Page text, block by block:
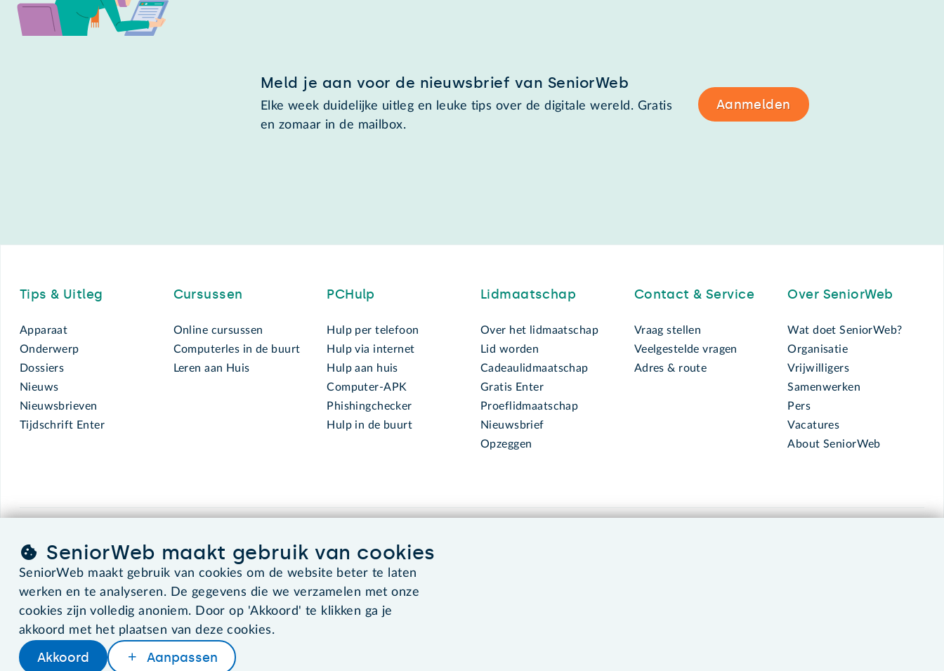
Meld je aan voor de nieuwsbrief van SeniorWeb
Elke week duidelijke uitleg en leuke tips over de digitale wereld. Gratis
en zomaar in de mailbox.
Aanmelden
Tips & Uitleg
Apparaat
Onderwerp
Dossiers
Nieuws
Nieuwsbrieven
Tijdschrift Enter
Cursussen
Online cursussen
Computerles in de buurt
Leren aan Huis
PCHulp
Hulp per telefoon
Hulp via internet
Hulp aan huis
Computer-APK
Phishingchecker
Hulp in de buurt
Lidmaatschap
Over het lidmaatschap
Lid worden
Cadeaulidmaatschap
Gratis Enter
Proeflidmaatschap
Nieuwsbrief
Opzeggen
Contact & Service
Vraag stellen
Veelgestelde vragen
Adres & route
Over SeniorWeb
Wat doet SeniorWeb?
Organisatie
Vrijwilligers
Samenwerken
Pers
Vacatures
About SeniorWeb
SeniorWeb. De computerhulp voor u.
©2026 SeniorWeb
SeniorWeb maakt gebruik van cookies
SeniorWeb maakt gebruik van cookies om de website beter te laten
werken en te analyseren. De gegevens die we verzamelen met onze
cookies zijn volledig anoniem. Door op 'Akkoord' te klikken ga je
akkoord met het plaatsen van deze cookies.
Akkoord Aanpassen